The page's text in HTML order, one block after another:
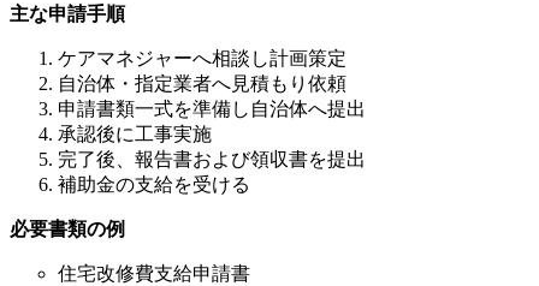
主な申請手順
ケアマネジャーへ相談し計画策定
自治体・指定業者へ見積もり依頼
申請書類一式を準備し自治体へ提出
承認後に工事実施
完了後、報告書および領収書を提出
補助金の支給を受ける
必要書類の例
住宅改修費支給申請書